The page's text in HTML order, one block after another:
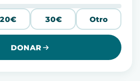
20€ 30€ Otro
DONAR